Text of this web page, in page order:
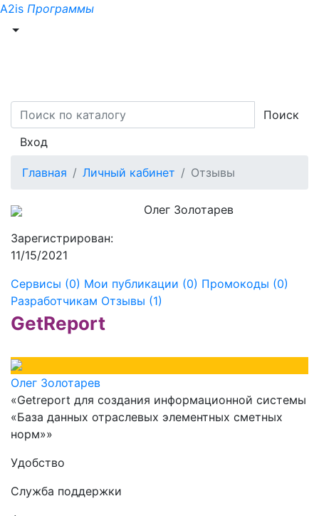
A2is Программы
Поиск
Вход
Главная Личный кабинет Отзывы
Олег Золотарев
Зарегистрирован:
11/15/2021
Сервисы (0) Мои публикации (0) Промокоды (0)
Разработчикам Отзывы (1)
GetReport
Олег Золотарев
«Getreport для создания информационной системы
«База данных отраслевых элементных сметных
норм»»
Удобство
Служба поддержки